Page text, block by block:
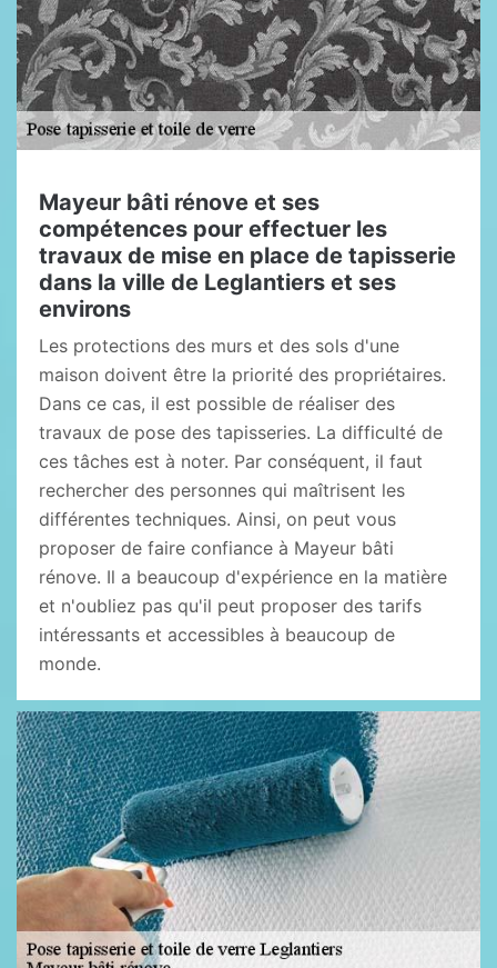
Mayeur bâti rénove et ses
compétences pour effectuer les
travaux de mise en place de tapisserie
dans la ville de Leglantiers et ses
environs
Les protections des murs et des sols d'une
maison doivent être la priorité des propriétaires.
Dans ce cas, il est possible de réaliser des
travaux de pose des tapisseries. La difficulté de
ces tâches est à noter. Par conséquent, il faut
rechercher des personnes qui maîtrisent les
différentes techniques. Ainsi, on peut vous
proposer de faire confiance à Mayeur bâti
rénove. Il a beaucoup d'expérience en la matière
et n'oubliez pas qu'il peut proposer des tarifs
intéressants et accessibles à beaucoup de
monde.